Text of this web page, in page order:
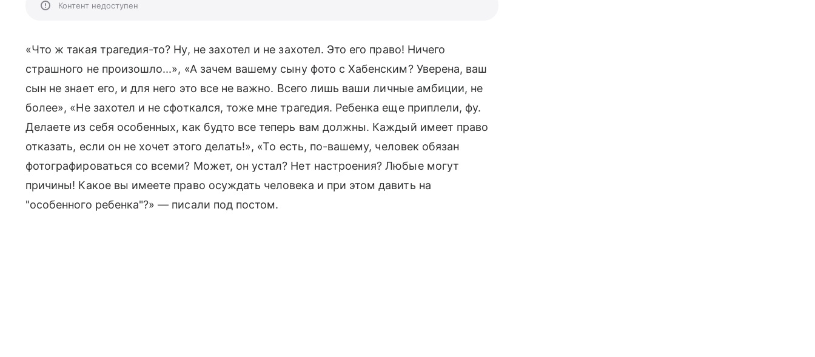
Контент недоступен
«Что ж такая трагедия-то? Ну, не захотел и не захотел. Это его право! Ничего
страшного не произошло...», «А зачем вашему сыну фото с Хабенским? Уверена, ваш
сын не знает его, и для него это все не важно. Всего лишь ваши личные амбиции, не
более», «Не захотел и не сфоткался, тоже мне трагедия. Ребенка еще приплели, фу.
Делаете из себя особенных, как будто все теперь вам должны. Каждый имеет право
отказать, если он не хочет этого делать!», «То есть, по-вашему, человек обязан
фотографироваться со всеми? Может, он устал? Нет настроения? Любые могут
причины! Какое вы имеете право осуждать человека и при этом давить на
"особенного ребенка"?» — писали под постом.